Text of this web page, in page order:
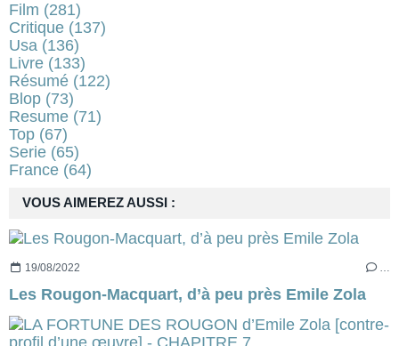
VOUS AIMEREZ AUSSI :
19/08/2022
Les Rougon-Macquart, d’à peu près Emile Zola
Film (281)
Critique (137)
Usa (136)
Livre (133)
Résumé (122)
Blop (73)
Resume (71)
Top (67)
Serie (65)
France (64)